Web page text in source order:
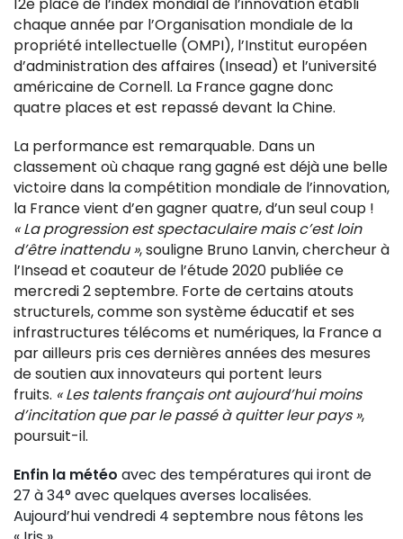
chaque année par l’Organisation mondiale de la
propriété intellectuelle (OMPI), l’Institut européen
d’administration des affaires (Insead) et l’université
américaine de Cornell. La France gagne donc
quatre places et est repassé devant la Chine.
La performance est remarquable. Dans un
classement où chaque rang gagné est déjà une belle
victoire dans la compétition mondiale de l’innovation,
la France vient d’en gagner quatre, d’un seul coup !
« La progression est spectaculaire mais c’est loin
d’être inattendu », souligne Bruno Lanvin, chercheur à
l’Insead et coauteur de l’étude 2020 publiée ce
mercredi 2 septembre. Forte de certains atouts
structurels, comme son système éducatif et ses
infrastructures télécoms et numériques, la France a
par ailleurs pris ces dernières années des mesures
de soutien aux innovateurs qui portent leurs
fruits. « Les talents français ont aujourd’hui moins
d’incitation que par le passé à quitter leur pays »,
poursuit-il.
Enfin la météo avec des températures qui iront de
27 à 34° avec quelques averses localisées.
Aujourd’hui vendredi 4 septembre nous fêtons les